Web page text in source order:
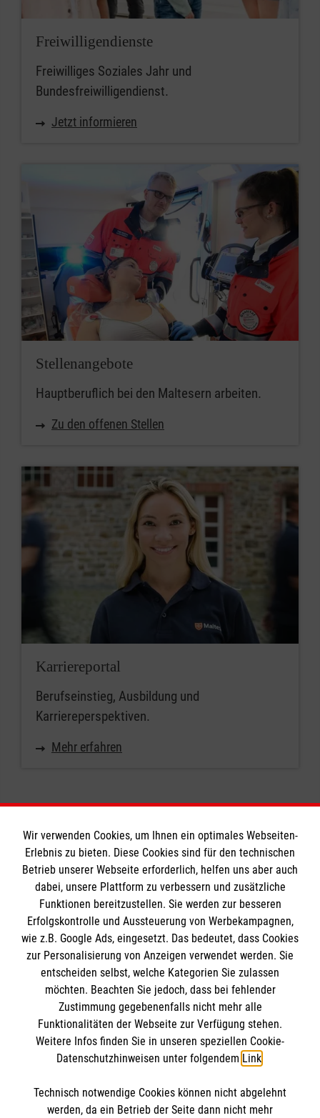
Freiwilligendienste
Freiwilliges Soziales Jahr und
Bundesfreiwilligendienst.
Jetzt informieren
Stellenangebote
Hauptberuflich bei den Maltesern arbeiten.
Zu den offenen Stellen
Karriereportal
Berufseinstieg, Ausbildung und
Karriereperspektiven.
Mehr erfahren
Informationen
Impressum
Datenschutz
Barrierefreiheit
Kontakt
Medizinproduktesicherheit
Die Malteser
Malteser in Deutschland
Malteserorden
Sharepoint
Spendenkonto
Pax-Bank für Kirche und Caritas eG
So finden Sie uns
Wir verwenden Cookies, um Ihnen ein optimales Webseiten-
Erlebnis zu bieten. Diese Cookies sind für den technischen
Betrieb unserer Webseite erforderlich, helfen uns aber auch
dabei, unsere Plattform zu verbessern und zusätzliche
Funktionen bereitzustellen. Sie werden zur besseren
Erfolgskontrolle und Aussteuerung von Werbekampagnen,
wie z.B. Google Ads, eingesetzt. Das bedeutet, dass Cookies
zur Personalisierung von Anzeigen verwendet werden. Sie
entscheiden selbst, welche Kategorien Sie zulassen
möchten. Beachten Sie jedoch, dass bei fehlender
Zustimmung gegebenenfalls nicht mehr alle
Funktionalitäten der Webseite zur Verfügung stehen.
Weitere Infos finden Sie in unseren speziellen Cookie-
Datenschutzhinweisen unter folgendem Link.
Technisch notwendige Cookies können nicht abgelehnt
werden, da ein Betrieb der Seite dann nicht mehr